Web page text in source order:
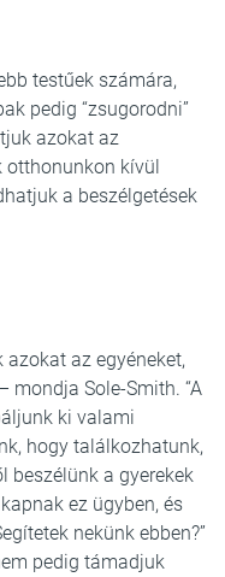
testűek számára,
pedig “zsugorodni”
azokat az
otthonunkon kívül
a beszélgetések
azokat az egyéneket,
mondja Sole-Smith. “A
ki valami
hogy találkozhatunk,
beszélünk a gyerekek
ez ügyben, és
nekünk ebben?”
pedig támadjuk